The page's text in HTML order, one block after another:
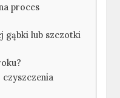
proces
gąbki lub szczotki